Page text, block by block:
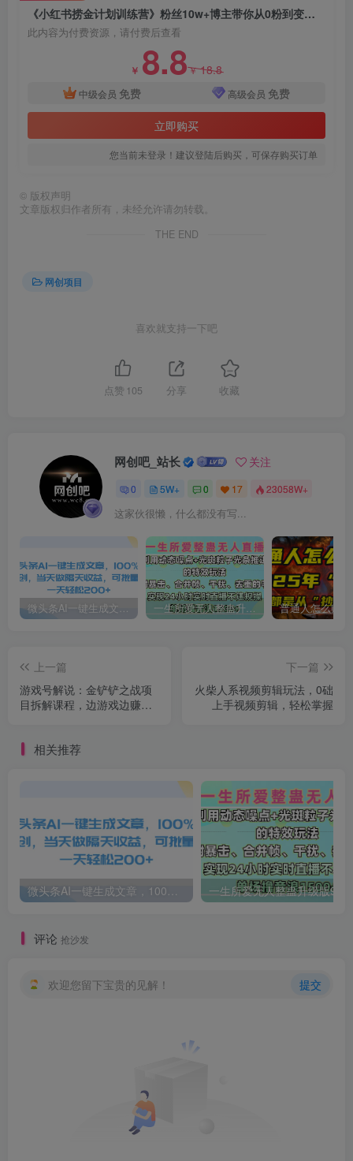
《小红书捞金计划训练营》粉丝10w+博主带你从0粉到变现玩转小红书（72节课)
此内容为付费资源，请付费后查看
￥ 8.8￥18.8
中级会员 免费 高级会员 免费
立即购买
您当前未登录！建议登陆后购买，可保存购买订单
© 版权声明
文章版权归作者所有，未经允许请勿转载。
THE END
网创项目
喜欢就支持一下吧
点赞 105 分享 收藏
网创吧_站长 关注
0 5W+ 0 17 23058W+
这家伙很懒，什么都没有写...
微头条AI一键生成文章，100%过原创，当天做隔天收益，可批量，一天轻松200+ 一生所爱无人整蛊升级版9.0，利用动态噪点+光斑粒子光条推进的特效玩法，内附暴击、合并帧、干扰、去重的手法，实现24小时实时直播不违规操，单场日入1500+，小白也能无脑驾驭
上一篇
游戏号解说：金铲铲之战项
目拆解课程，边游戏边赚钱
下一篇
火柴人系视频剪辑玩法，0础
上手视频剪辑，轻松掌握
相关推荐
评论 抢沙发
欢迎您留下宝贵的见解！ 提交